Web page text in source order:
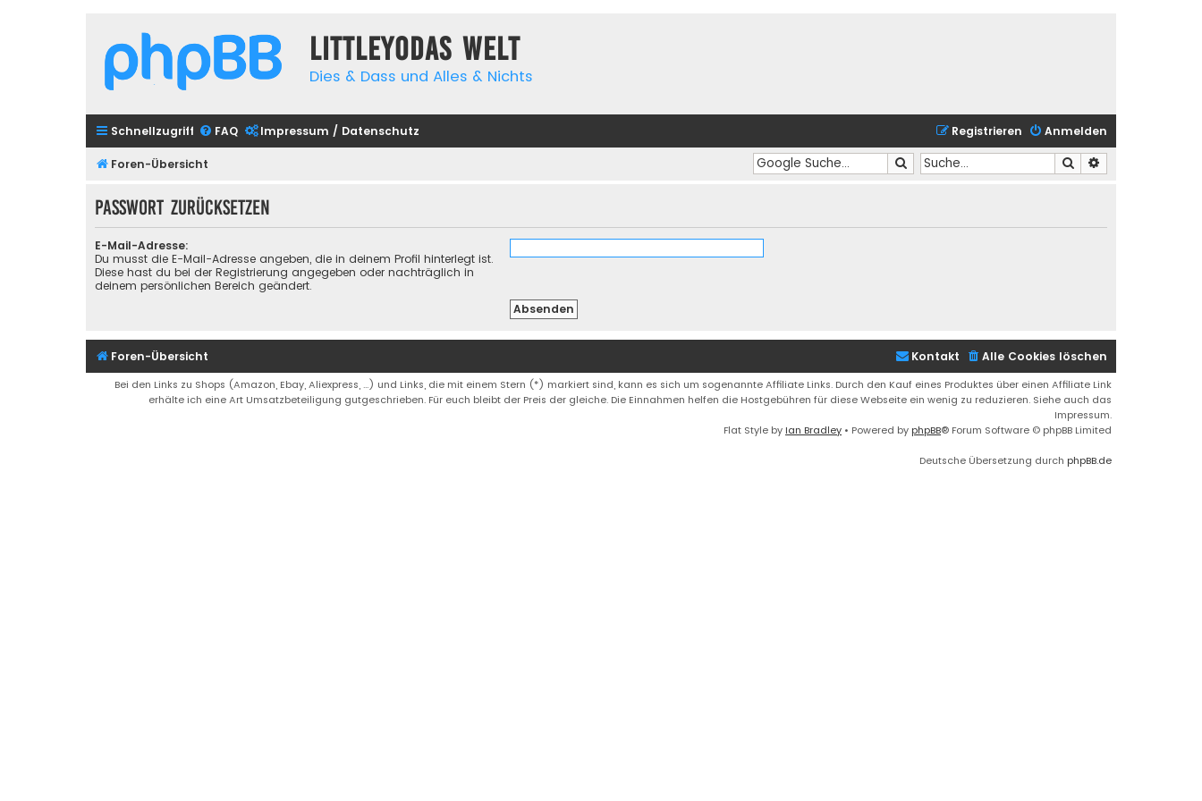
Littleyodas Welt
Dies & Dass und Alles & Nichts
Schnellzugriff FAQ Impressum / Datenschutz Anmelden
Registrieren
Foren-Übersicht Suche
Suche
Passwort zurücksetzen
E-Mail-Adresse:
Du musst die E-Mail-Adresse angeben, die in deinem Profil hinterlegt ist.
Diese hast du bei der Registrierung angegeben oder nachträglich in
deinem persönlichen Bereich geändert.
Foren-Übersicht Alle Cookies löschen
Kontakt
Bei den Links zu Shops (Amazon, Ebay, Aliexpress, ...) und Links, die mit einem Stern (*) markiert sind, kann es sich um sogenannte Affiliate Links. Durch den Kauf eines Produktes über einen Affiliate Link
erhälte ich eine Art Umsatzbeteiligung gutgeschrieben. Für euch bleibt der Preis der gleiche. Die Einnahmen helfen die Hostgebühren für diese Webseite ein wenig zu reduzieren. Siehe auch das
Impressum.
Flat Style by Ian Bradley • Powered by phpBB® Forum Software © phpBB Limited
Deutsche Übersetzung durch phpBB.de